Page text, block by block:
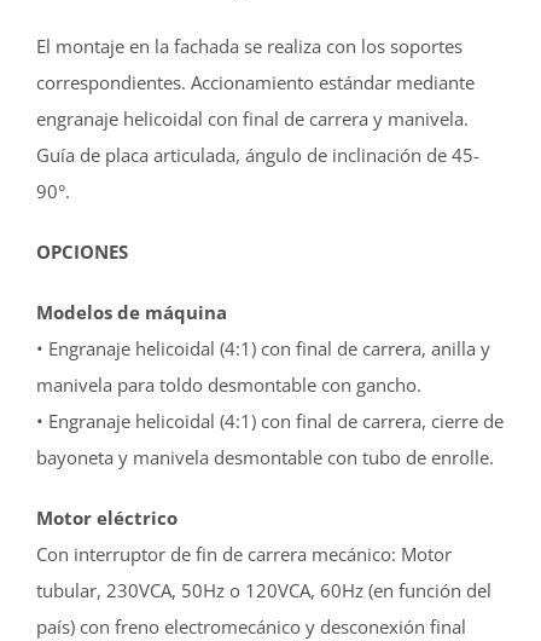
El montaje en la fachada se realiza con los soportes
correspondientes. Accionamiento estándar mediante
engranaje helicoidal con final de carrera y manivela.
Guía de placa articulada, ángulo de inclinación de 45-
90°.
OPCIONES
Modelos de máquina
• Engranaje helicoidal (4:1) con final de carrera, anilla y
manivela para toldo desmontable con gancho.
• Engranaje helicoidal (4:1) con final de carrera, cierre de
bayoneta y manivela desmontable con tubo de enrolle.
Motor eléctrico
Con interruptor de fin de carrera mecánico: Motor
tubular, 230VCA, 50Hz o 120VCA, 60Hz (en función del
país) con freno electromecánico y desconexión final